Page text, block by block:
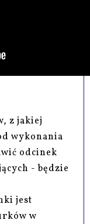
z jakiej
wykonania
odcinek
- będzie
jest
w